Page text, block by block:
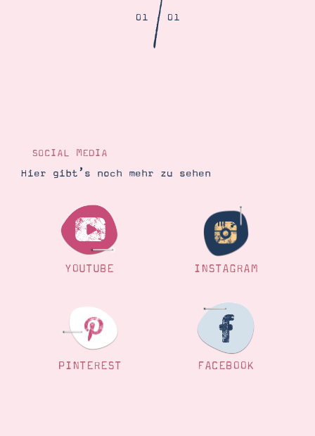
Gutscheine
Produkte erklärt
Über mich
Ordnungstipps
01/01
SOCIAL MEDIA
Hier gibt’s noch mehr zu sehen
YOUTUBE INSTAGRAM
PINTEREST FACEBOOK